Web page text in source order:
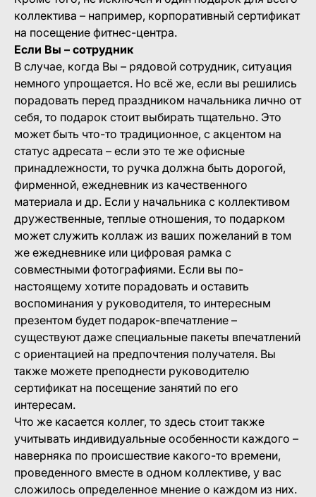
коллектива – например, корпоративный сертификат
на посещение фитнес-центра.
Если Вы – сотрудник
В случае, когда Вы – рядовой сотрудник, ситуация
немного упрощается. Но всё же, если вы решились
порадовать перед праздником начальника лично от
себя, то подарок стоит выбирать тщательно. Это
может быть что-то традиционное, с акцентом на
статус адресата – если это те же офисные
принадлежности, то ручка должна быть дорогой,
фирменной, ежедневник из качественного
материала и др. Если у начальника с коллективом
дружественные, теплые отношения, то подарком
может служить коллаж из ваших пожеланий в том
же ежедневнике или цифровая рамка с
совместными фотографиями. Если вы по-
настоящему хотите порадовать и оставить
воспоминания у руководителя, то интересным
презентом будет подарок-впечатление –
существуют даже специальные пакеты впечатлений
с ориентацией на предпочтения получателя. Вы
также можете преподнести руководителю
сертификат на посещение занятий по его
интересам.
Что же касается коллег, то здесь стоит также
учитывать индивидуальные особенности каждого –
наверняка по происшествие какого-то времени,
проведенного вместе в одном коллективе, у вас
сложилось определенное мнение о каждом из них.